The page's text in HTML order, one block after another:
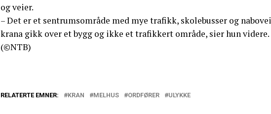
og veier.
– Det er et sentrumsområde med mye trafikk, skolebusser og
krana gikk over et bygg og ikke et trafikkert område, sier hun videre.
(©NTB)
RELATERTE EMNER: KRAN MELHUS ORDFØRER ULYKKE